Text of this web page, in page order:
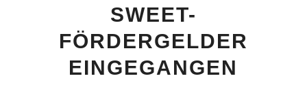
SWEET-
FÖRDERGELDER
EINGEGANGEN